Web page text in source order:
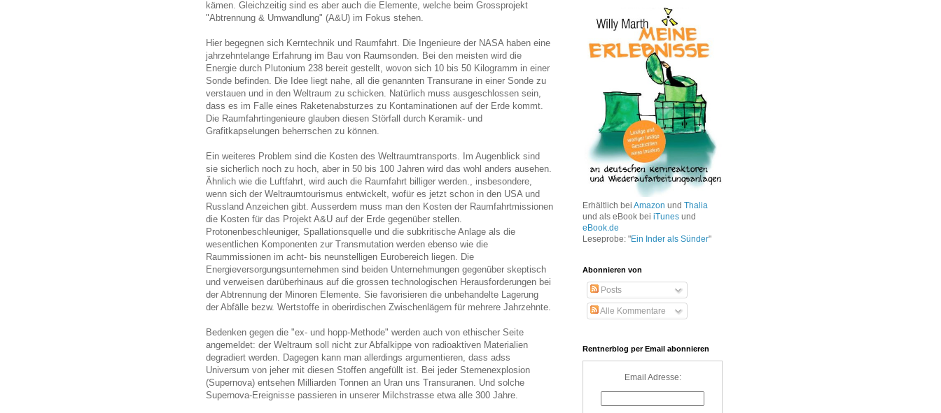
kämen. Gleichzeitig sind es aber auch die Elemente, welche beim Grossprojekt
"Abtrennung & Umwandlung" (A&U) im Fokus stehen.
Hier begegnen sich Kerntechnik und Raumfahrt. Die Ingenieure der NASA haben eine
jahrzehntelange Erfahrung im Bau von Raumsonden. Bei den meisten wird die
Energie durch Plutonium 238 bereit gestellt, wovon sich 10 bis 50 Kilogramm in einer
Sonde befinden. Die Idee liegt nahe, all die genannten Transurane in einer Sonde zu
verstauen und in den Weltraum zu schicken. Natürlich muss ausgeschlossen sein,
dass es im Falle eines Raketenabsturzes zu Kontaminationen auf der Erde kommt.
Die Raumfahrtingenieure glauben diesen Störfall durch Keramik- und
Grafitkapselungen beherrschen zu können.
Ein weiteres Problem sind die Kosten des Weltraumtransports. Im Augenblick sind
sie sicherlich noch zu hoch, aber in 50 bis 100 Jahren wird das wohl anders ausehen.
Ähnlich wie die Luftfahrt, wird auch die Raumfahrt billiger werden., insbesondere,
wenn sich der Weltraumtourismus entwickelt, wofür es jetzt schon in den USA und
Russland Anzeichen gibt. Ausserdem muss man den Kosten der Raumfahrtmissionen
die Kosten für das Projekt A&U auf der Erde gegenüber stellen.
Protonenbeschleuniger, Spallationsquelle und die subkritische Anlage als die
wesentlichen Komponenten zur Transmutation werden ebenso wie die
Raummissionen im acht- bis neunstelligen Eurobereich liegen. Die
Energieversorgungsunternehmen sind beiden Unternehmungen gegenüber skeptisch
und verweisen darüberhinaus auf die grossen technologischen Herausforderungen bei
der Abtrennung der Minoren Elemente. Sie favorisieren die unbehandelte Lagerung
der Abfälle bezw. Wertstoffe in oberirdischen Zwischenlägern für mehrere Jahrzehnte.
Bedenken gegen die "ex- und hopp-Methode" werden auch von ethischer Seite
angemeldet: der Weltraum soll nicht zur Abfalkippe von radioaktiven Materialien
degradiert werden. Dagegen kann man allerdings argumentieren, dass adss
Universum von jeher mit diesen Stoffen angefüllt ist. Bei jeder Sternenexplosion
(Supernova) entsehen Milliarden Tonnen an Uran uns Transuranen. Und solche
Supernova-Ereignisse passieren in unserer Milchstrasse etwa alle 300 Jahre.
Erhältlich bei Amazon und Thalia
und als eBook bei iTunes und
eBook.de
Leseprobe: "Ein Inder als Sünder"
Abonnieren von
Posts
Alle Kommentare
Rentnerblog per Email abonnieren
Email Adresse: